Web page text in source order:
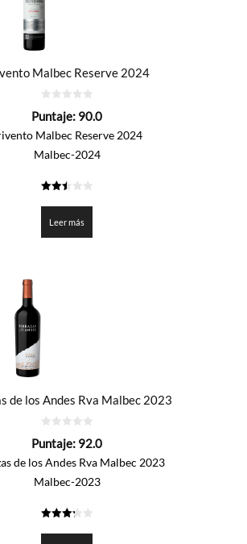
Malbec Reserve 2024
de
Puntaje: 90.0
Malbec Reserve 2024
Malbec-2024
Leer más
de los Andes Rva Malbec 2023
de
Puntaje: 92.0
de los Andes Rva Malbec 2023
Malbec-2023